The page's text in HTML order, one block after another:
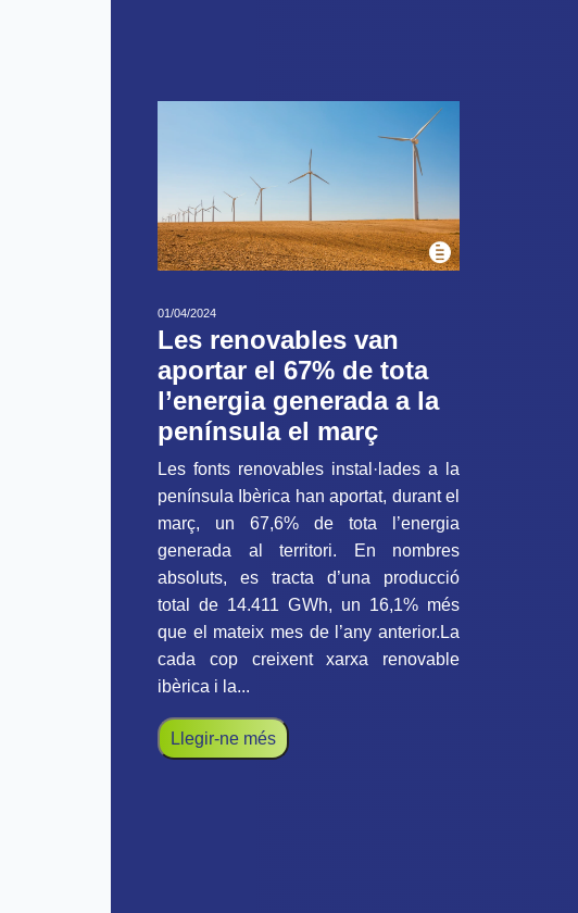
01/04/2024
Les renovables van
aportar el 67% de tota
l’energia generada a la
península el març
Les fonts renovables instal·lades a la
península Ibèrica han aportat, durant el
març, un 67,6% de tota l’energia
generada al territori. En nombres
absoluts, es tracta d’una producció
total de 14.411 GWh, un 16,1% més
que el mateix mes de l’any anterior.La
cada cop creixent xarxa renovable
ibèrica i la...
Llegir-ne més